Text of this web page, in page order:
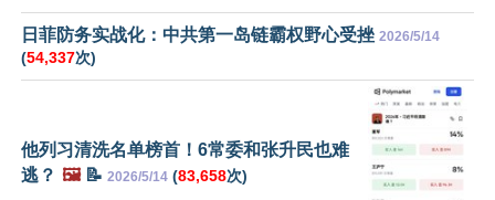
日菲防务实战化：中共第一岛链霸权野心受挫 2026/5/14
(54,337次)
他列习清洗名单榜首！6常委和张升民也难
逃？ 🖼️📝 2026/5/14 (83,658次)